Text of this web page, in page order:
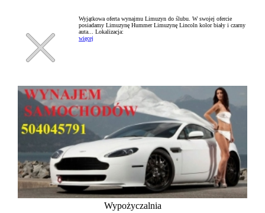
Wyjątkowa oferta wynajmu Limuzyn do ślubu. W swojej ofercie
posiadamy Limuzynę Hummer Limuzynę Lincoln kolor biały i czarny
auta... Lokalizacja:
więcej
Wypożyczalnia